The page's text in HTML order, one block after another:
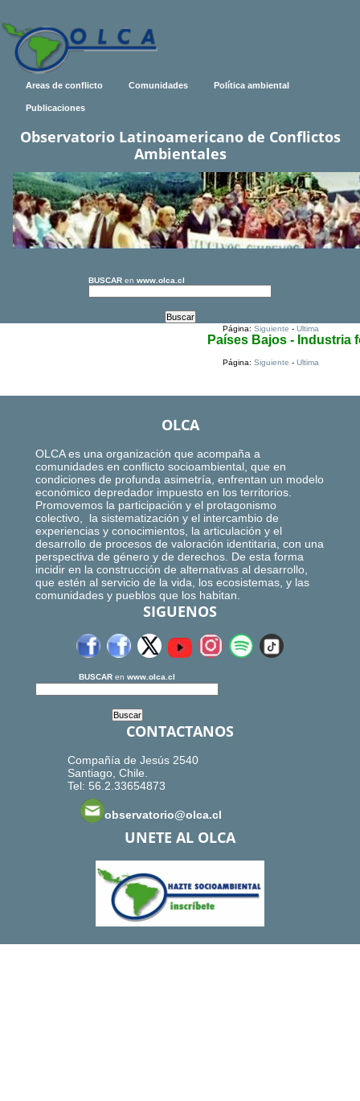
Areas de conflicto Comunidades Política ambiental
Publicaciones
Observatorio Latinoamericano de Conflictos
Ambientales
BUSCAR en www.olca.cl
Página:Siguiente -Ultima
Países Bajos - Industria
Página:Siguiente -Ultima
OLCA
OLCA es una organización que acompaña a
comunidades en conflicto socioambiental, que en
condiciones de profunda asimetría, enfrentan un modelo
económico depredador impuesto en los territorios.
Promovemos la participación y el protagonismo
colectivo, la sistematización y el intercambio de
experiencias y conocimientos, la articulación y el
desarrollo de procesos de valoración identitaria, con una
perspectiva de género y de derechos. De esta forma
incidir en la construcción de alternativas al desarrollo,
que estén al servicio de la vida, los ecosistemas, y las
comunidades y pueblos que los habitan.
SIGUENOS
BUSCAR en www.olca.cl
CONTACTANOS
Compañía de Jesús 2540
Santiago, Chile.
Tel: 56.2.33654873
observatorio@olca.cl
UNETE AL OLCA